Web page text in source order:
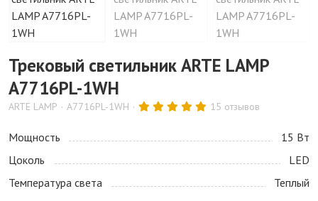
Трековый светильник ARTE LAMP
A7716PL-1WH
ARTE LAMP A7716PL-1WH 15 отзывов
Мощность
15 Bт
Цоколь
LED
Температура света
Теплый